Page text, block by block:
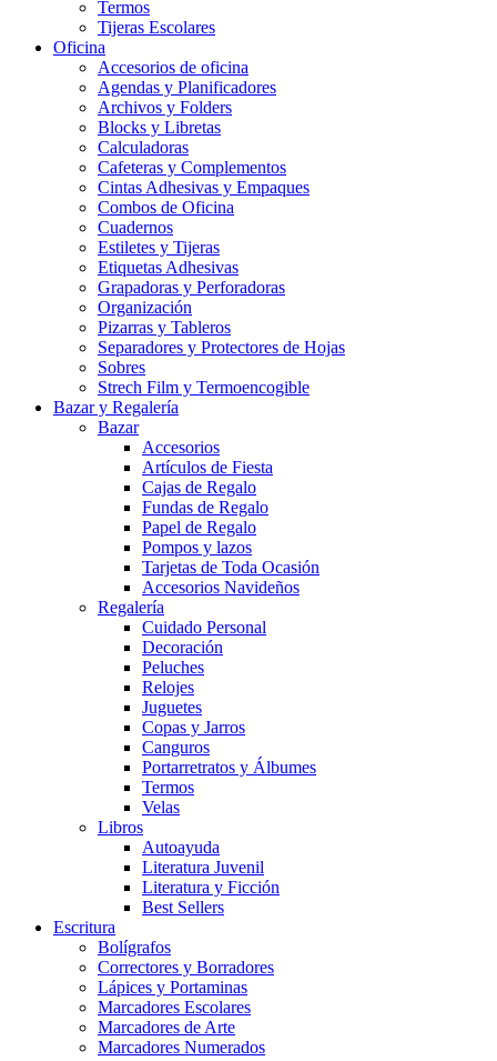
Termos
Tijeras Escolares
Oficina
Accesorios de oficina
Agendas y Planificadores
Archivos y Folders
Blocks y Libretas
Calculadoras
Cafeteras y Complementos
Cintas Adhesivas y Empaques
Combos de Oficina
Cuadernos
Estiletes y Tijeras
Etiquetas Adhesivas
Grapadoras y Perforadoras
Organización
Pizarras y Tableros
Separadores y Protectores de Hojas
Sobres
Strech Film y Termoencogible
Bazar y Regalería
Bazar
Accesorios
Artículos de Fiesta
Cajas de Regalo
Fundas de Regalo
Papel de Regalo
Pompos y lazos
Tarjetas de Toda Ocasión
Accesorios Navideños
Regalería
Cuidado Personal
Decoración
Peluches
Relojes
Juguetes
Copas y Jarros
Canguros
Portarretratos y Álbumes
Termos
Velas
Libros
Autoayuda
Literatura Juvenil
Literatura y Ficción
Best Sellers
Escritura
Bolígrafos
Correctores y Borradores
Lápices y Portaminas
Marcadores Escolares
Marcadores de Arte
Marcadores Numerados